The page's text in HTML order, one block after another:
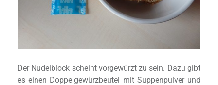
Der Nudelblock scheint vorgewürzt zu sein. Dazu gibt
es einen Doppelgewürzbeutel mit Suppenpulver und